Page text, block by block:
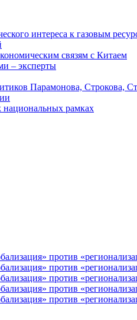
интереса к газовым
связям с Китаем
– эксперты
Парамонова, Строкова,
национальных рамках
против
против
против
против
против